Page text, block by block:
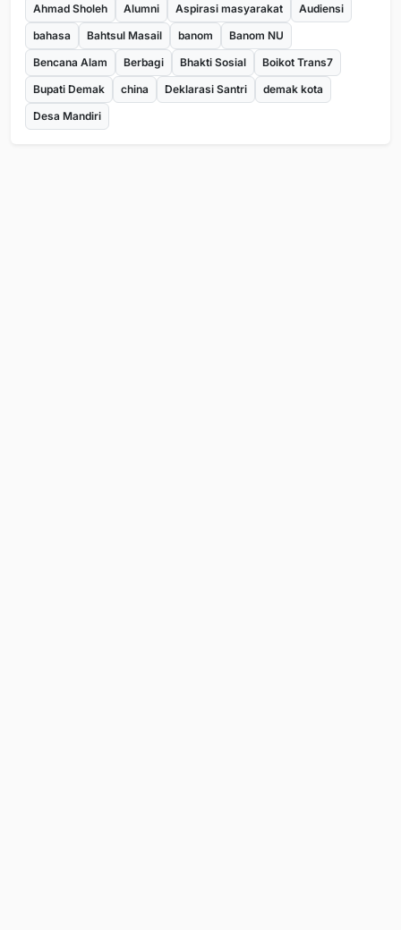
Ahmad Sholeh
Alumni Aspirasi masyarakat
Audiensi
bahasa
Bahtsul Masail banom
Banom NU
Bencana Alam
Berbagi Bhakti Sosial
Boikot Trans7
Bupati Demak
china Deklarasi Santri
demak kota
Desa Mandiri